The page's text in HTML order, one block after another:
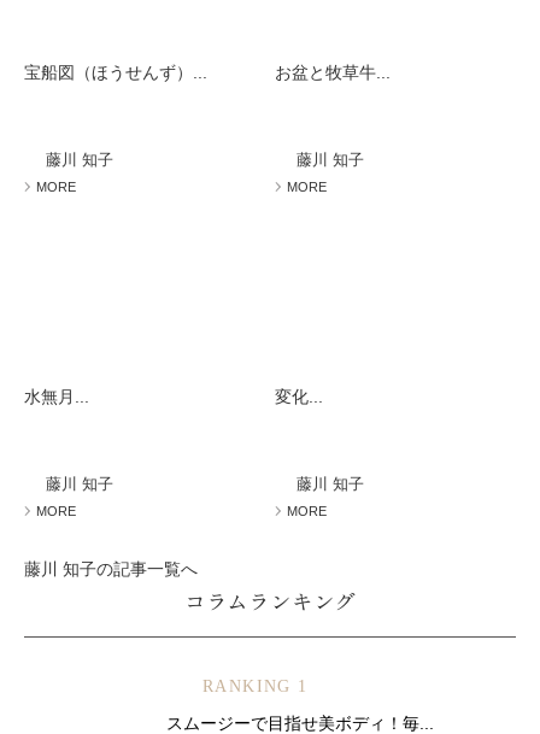
宝船図（ほうせんず）...
藤川 知子
MORE
お盆と牧草牛...
藤川 知子
MORE
水無月...
藤川 知子
MORE
変化...
藤川 知子
MORE
藤川 知子の記事一覧へ
コラムランキング
RANKING 1
スムージーで目指せ美ボディ！毎...